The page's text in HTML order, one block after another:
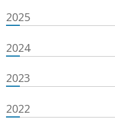
2025
2024
2023
2022